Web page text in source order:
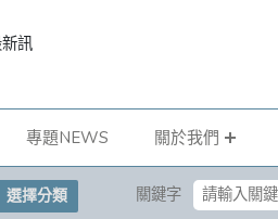
訊
專題NEWS 關於我們
選擇分類 關鍵字